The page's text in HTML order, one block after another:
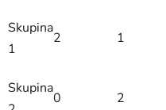
Skupina
1
2 1
Skupina
0 2